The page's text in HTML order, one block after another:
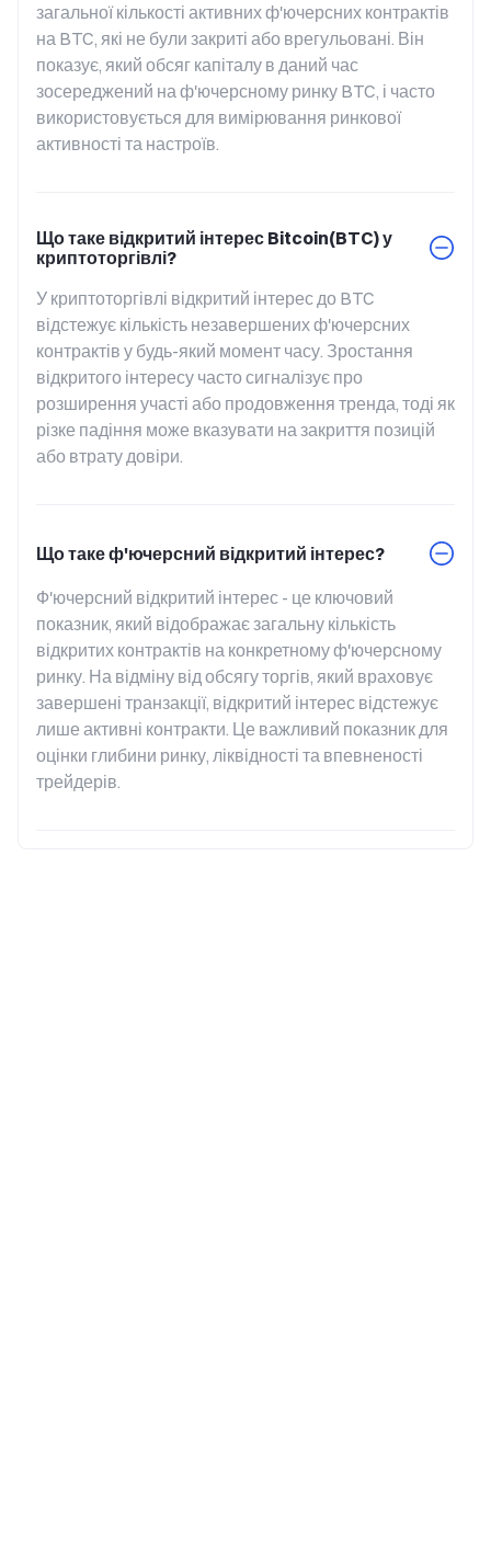
загальної кількості активних ф'ючерсних контрактів
на BTC, які не були закриті або врегульовані. Він
показує, який обсяг капіталу в даний час
зосереджений на ф'ючерсному ринку BTC, і часто
використовується для вимірювання ринкової
активності та настроїв.
Що таке відкритий інтерес Bitcoin(BTC) у
криптоторгівлі?
У криптоторгівлі відкритий інтерес до BTC
відстежує кількість незавершених ф'ючерсних
контрактів у будь-який момент часу. Зростання
відкритого інтересу часто сигналізує про
розширення участі або продовження тренда, тоді як
різке падіння може вказувати на закриття позицій
або втрату довіри.
Що таке ф'ючерсний відкритий інтерес?
Ф'ючерсний відкритий інтерес - це ключовий
показник, який відображає загальну кількість
відкритих контрактів на конкретному ф'ючерсному
ринку. На відміну від обсягу торгів, який враховує
завершені транзакції, відкритий інтерес відстежує
лише активні контракти. Це важливий показник для
оцінки глибини ринку, ліквідності та впевненості
трейдерів.